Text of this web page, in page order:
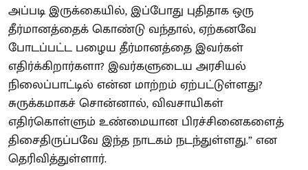
அப்படி இருக்கையில், இப்போது புதிதாக ஒரு
தீர்மானத்தைக் கொண்டு வந்தால், ஏற்கனவே
போடப்பட்ட பழைய தீர்மானத்தை இவர்கள்
எதிர்க்கிறார்களா? இவர்களுடைய அரசியல்
நிலைப்பாட்டில் என்ன மாற்றம் ஏற்பட்டுள்ளது?
சுருக்கமாகச் சொன்னால், விவசாயிகள்
எதிர்கொள்ளும் உண்மையான பிரச்சினைகளைத்
திசைதிருப்பவே இந்த நாடகம் நடந்துள்ளது.” என
தெரிவித்துள்ளார்.